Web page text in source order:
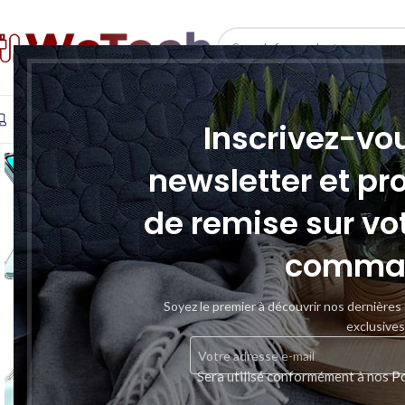
Inscrivez-
newsletter et
de remise sur
Soyez le premier à découvrir nos
exclusives
Sera utilisé conformément à nos
SELECT CATEGORY
INFORMATIQUE TÉLÉPHONIE & TABLETTE STOCKAGE